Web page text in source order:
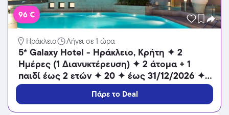
96 €
Ηράκλειο Λήγει σε 1 ώρα
5* Galaxy Hotel - Ηράκλειο, Κρήτη ✦ 2
Ημέρες (1 Διανυκτέρευση) ✦ 2 άτομα + 1
παιδί έως 2 ετών ✦ 20 ✦ έως 31/12/2026 ✦
Κοντά στο Κέντρο της Πόλης!
Πάρε το Deal